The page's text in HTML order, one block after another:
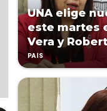
UNA elige
este martes
Vera y
PAÍS